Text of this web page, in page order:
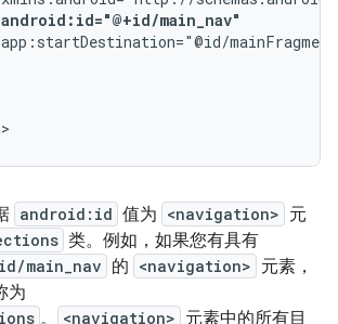
android:id="@+id/main_nav"
app:startDestination="@id/
android:id 值为 <navigation> 元
类。例如，如果您有具有
main_nav 的 <navigation> 元素，
为
。 <navigation> 元素中的所有目